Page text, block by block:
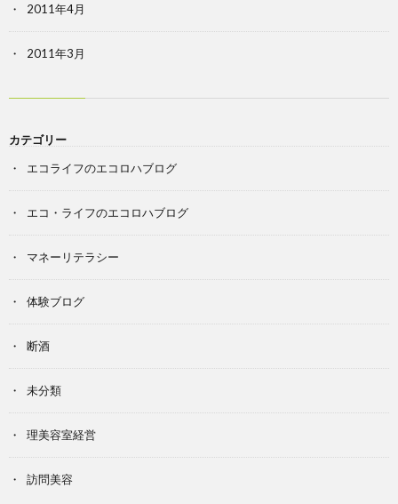
2011年4月
2011年3月
カテゴリー
エコライフのエコロハブログ
エコ・ライフのエコロハブログ
マネーリテラシー
体験ブログ
断酒
未分類
理美容室経営
訪問美容